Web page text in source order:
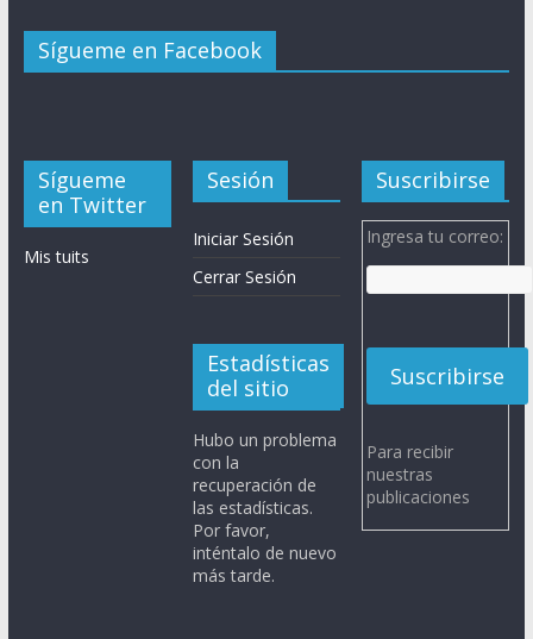
Sígueme en Facebook
Sígueme
en Twitter
Mis tuits
Sesión
Iniciar Sesión
Cerrar Sesión
Estadísticas
del sitio
Hubo un problema
con la
recuperación de
las estadísticas.
Por favor,
inténtalo de nuevo
más tarde.
Suscribirse
Ingresa tu correo:
Para recibir
nuestras
publicaciones